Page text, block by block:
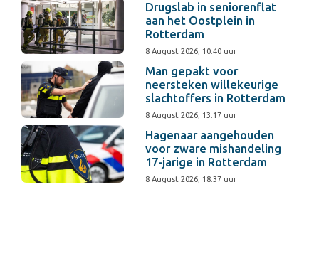
Drugslab in seniorenflat
aan het Oostplein in
Rotterdam
8 August 2026, 10:40 uur
Man gepakt voor
neersteken willekeurige
slachtoffers in Rotterdam
8 August 2026, 13:17 uur
Hagenaar aangehouden
voor zware mishandeling
17-jarige in Rotterdam
8 August 2026, 18:37 uur